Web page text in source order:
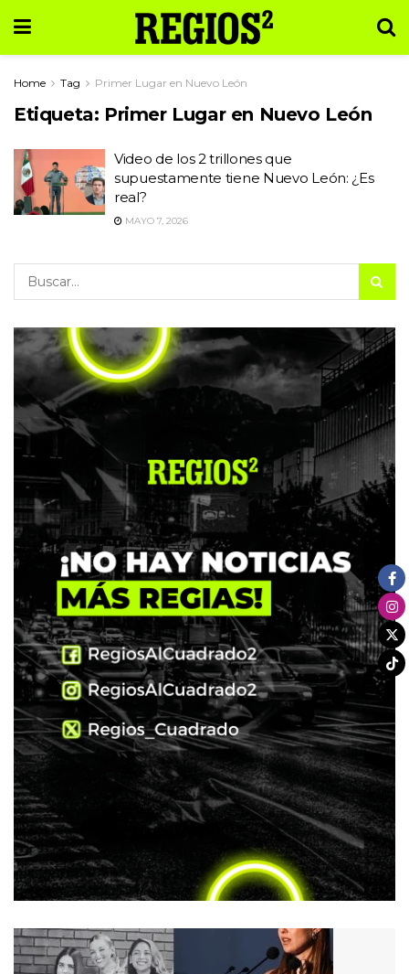
Home Tag Primer Lugar en Nuevo León
Etiqueta: Primer Lugar en Nuevo León
Video de los 2 trillones que
supuestamente tiene Nuevo León: ¿Es
real?
MAYO 7, 2026